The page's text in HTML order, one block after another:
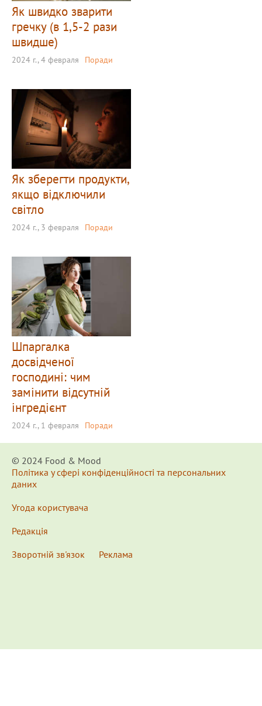
Як швидко зварити
гречку (в 1,5-2 рази
швидше)
2024 г., 4 февраля Поради
Як зберегти продукти,
якщо відключили
світло
2024 г., 3 февраля Поради
Шпаргалка
досвідченої
господині: чим
замінити відсутній
інгредієнт
2024 г., 1 февраля Поради
© 2024 Food & Мood
Політика у сфері конфіденційності та персональних
даних
Угода користувача
Редакція
Зворотній зв'язок
Реклама